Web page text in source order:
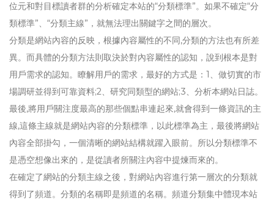
位元和對目標讀者群的分析確定本站的“分類標準”。如果不確定“分
類標準”、“分類主線”，就無法理出關鍵字之間的層次。
分類是網站內容的反映，根據內容屬性的不同,分類的方法也有所差
異。而具體的分類方法則取決於對內容屬性的認知，說到根本是對
用戶需求的認知。瞭解用戶的需求，最好的方式是：1、做切實的市
場調研並得到可靠資料;2、研究同類型的網站;3、分析本網站日誌。
最後,將用戶關注度最高的那些個點串連起來,就會得到一條資訊的主
線,這條主線就是網站內容的分類標準，以此標準為主，最後將網站
內容全部掛勾，一個清晰的網站結構就躍入眼前。所以分類標準不
是憑空想像出來的，是從讀者所關注內容中提煉而來的。
在確定了網站的分類主線之後，對網站內容進行第一層次的分類就
得到了頻道。分類的名稱即是頻道的名稱。頻道分類集中體現本站